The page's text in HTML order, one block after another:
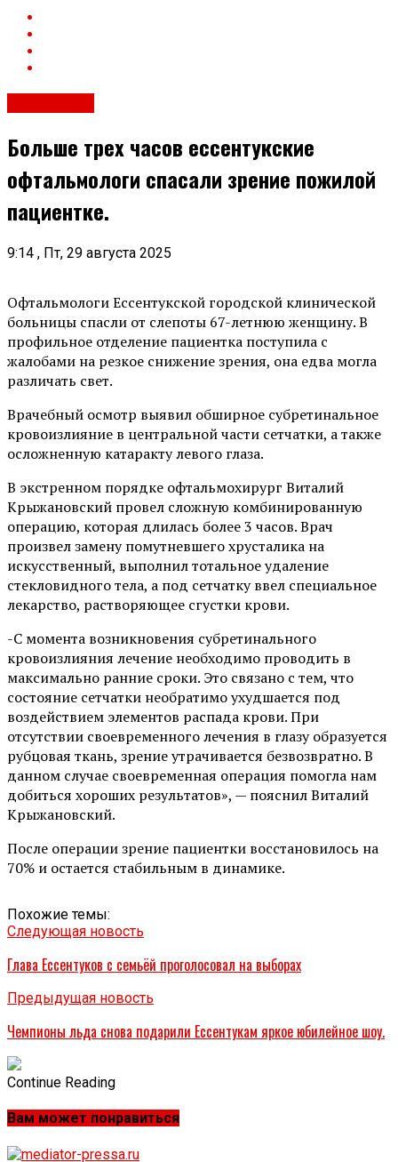
Больше трех часов ессентукские
офтальмологи спасали зрение пожилой
пациентке.
9:14 , Пт, 29 августа 2025
Офтальмологи Ессентукской городской клинической
больницы спасли от слепоты 67-летнюю женщину. В
профильное отделение пациентка поступила с
жалобами на резкое снижение зрения, она едва могла
различать свет.
Врачебный осмотр выявил обширное субретинальное
кровоизлияние в центральной части сетчатки, а также
осложненную катаракту левого глаза.
В экстренном порядке офтальмохирург Виталий
Крыжановский провел сложную комбинированную
операцию, которая длилась более 3 часов. Врач
произвел замену помутневшего хрусталика на
искусственный, выполнил тотальное удаление
стекловидного тела, а под сетчатку ввел специальное
лекарство, растворяющее сгустки крови.
-С момента возникновения субретинального
кровоизлияния лечение необходимо проводить в
максимально ранние сроки. Это связано с тем, что
состояние сетчатки необратимо ухудшается под
воздействием элементов распада крови. При
отсутствии своевременного лечения в глазу образуется
рубцовая ткань, зрение утрачивается безвозвратно. В
данном случае своевременная операция помогла нам
добиться хороших результатов», — пояснил Виталий
Крыжановский.
После операции зрение пациентки восстановилось на
70% и остается стабильным в динамике.
Похожие темы:
Следующая новость
Глава Ессентуков с семьёй проголосовал на выборах
Предыдущая новость
Чемпионы льда снова подарили Ессентукам яркое юбилейное шоу.
Continue Reading
Вам может понравиться